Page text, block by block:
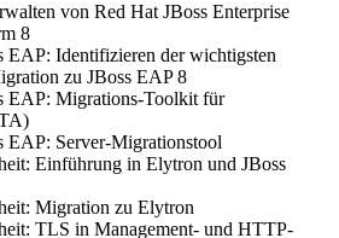
von Red Hat JBoss Enterprise
8
EAP: Identifizieren der wichtigsten
zu JBoss EAP 8
EAP: Migrations-Toolkit für
EAP: Server-Migrationstool
Einführung in Elytron und JBoss
Migration zu Elytron
TLS in Management- und HTTP-